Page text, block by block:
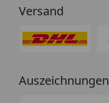
Versand
Auszeichnungen